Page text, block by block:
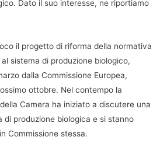
Dato il suo interesse, ne riportiamo
il progetto di riforma della normativa
sistema di produzione biologico,
dalla Commissione Europea,
ottobre. Nel contempo la
Camera ha iniziato a discutere una
di produzione biologica e si stanno
Commissione stessa.